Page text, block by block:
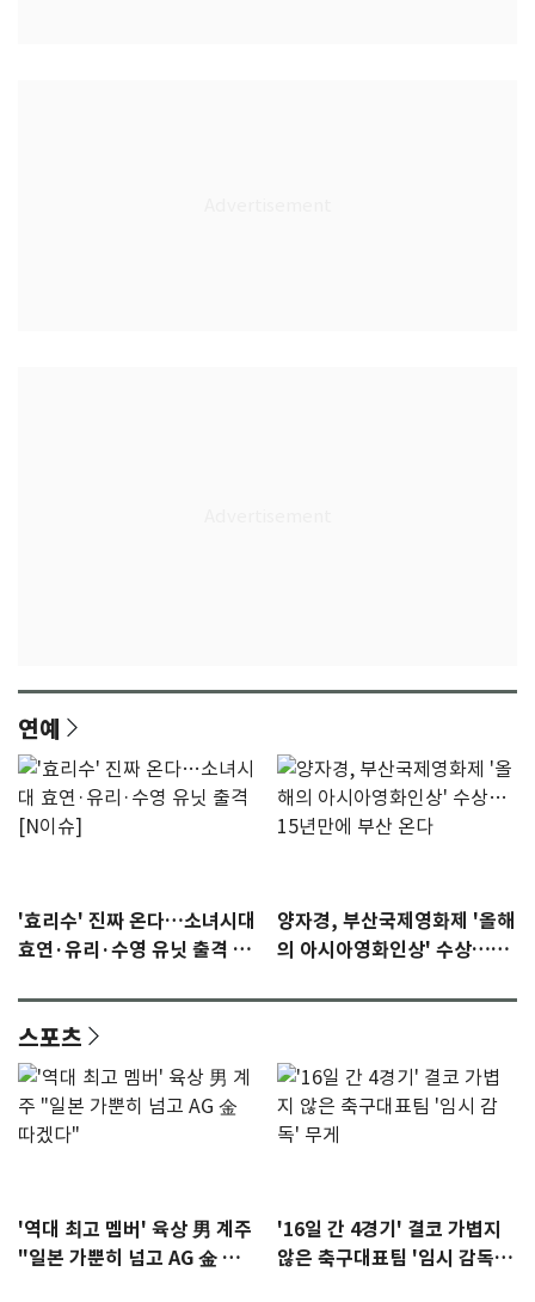
연예
'효리수' 진짜 온다…소녀시대
효연·유리·수영 유닛 출격 [N
양자경, 부산국제영화제 '올해
의 아시아영화인상' 수상…15
스포츠
'역대 최고 멤버' 육상 男 계주
"일본 가뿐히 넘고 AG 金 따겠
'16일 간 4경기' 결코 가볍지
않은 축구대표팀 '임시 감독'